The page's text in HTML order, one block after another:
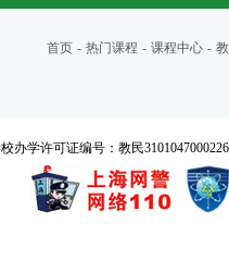
首页 - 热门课程 - 课程中心 -
办学许可证编号：教民